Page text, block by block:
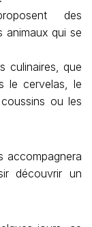
des
animaux qui se
culinaires, que
le cervelas, le
ou les
accompagnera
découvrir un